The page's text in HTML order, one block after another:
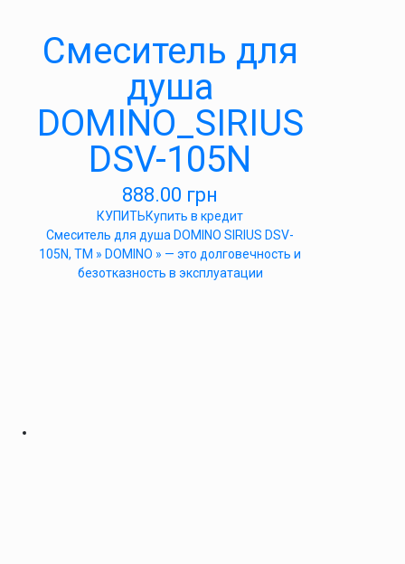
Cмеситель для
душа
DOMINO_SIRIUS
DSV-105N
888.00 грн
КУПИТЬКупить в кредит
Cмеситель для душа DOMINO SIRIUS DSV-
105N, ТМ » DOMINO » — это долговечность и
безотказность в эксплуатации